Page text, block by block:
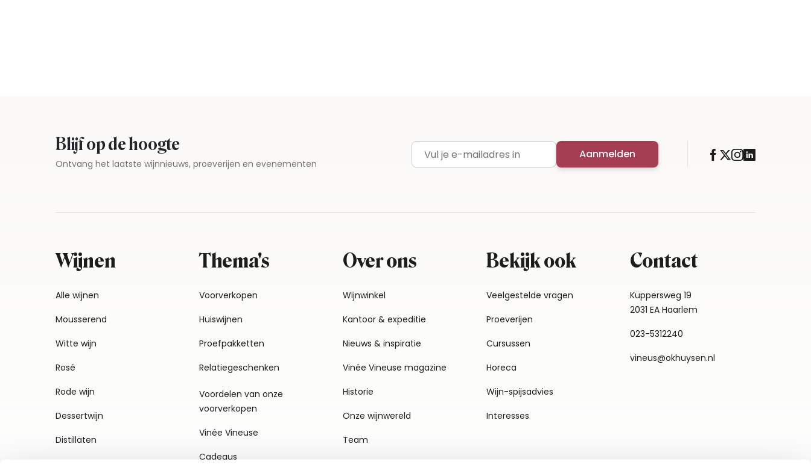
Blijf op de hoogte
Ontvang het laatste wijnnieuws, proeverijen en evenementen E-mailadres Aanmelden
Wijnen
Alle wijnen
Mousserend
Witte wijn
Rosé
Rode wijn
Dessertwijn
Distillaten
Thema's
Voorverkopen
Huiswijnen
Proefpakketten
Relatiegeschenken
Voordelen van onze
voorverkopen
Vinée Vineuse
Cadeaus
Over ons
Wijnwinkel
Kantoor & expeditie
Nieuws & inspiratie
Vinée Vineuse magazine
Historie
Onze wijnwereld
Team
Bekijk ook
Veelgestelde vragen
Proeverijen
Cursussen
Horeca
Wijn-spijsadvies
Interesses
Contact
Küppersweg 19
2031 EA Haarlem
023-5312240
vineus@okhuysen.nl